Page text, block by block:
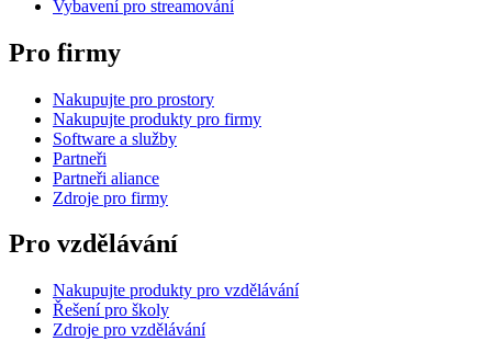
Vybavení pro streamování
Pro firmy
Nakupujte pro prostory
Nakupujte produkty pro firmy
Software a služby
Partneři
Partneři aliance
Zdroje pro firmy
Pro vzdělávání
Nakupujte produkty pro vzdělávání
Řešení pro školy
Zdroje pro vzdělávání